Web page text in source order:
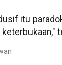
itu